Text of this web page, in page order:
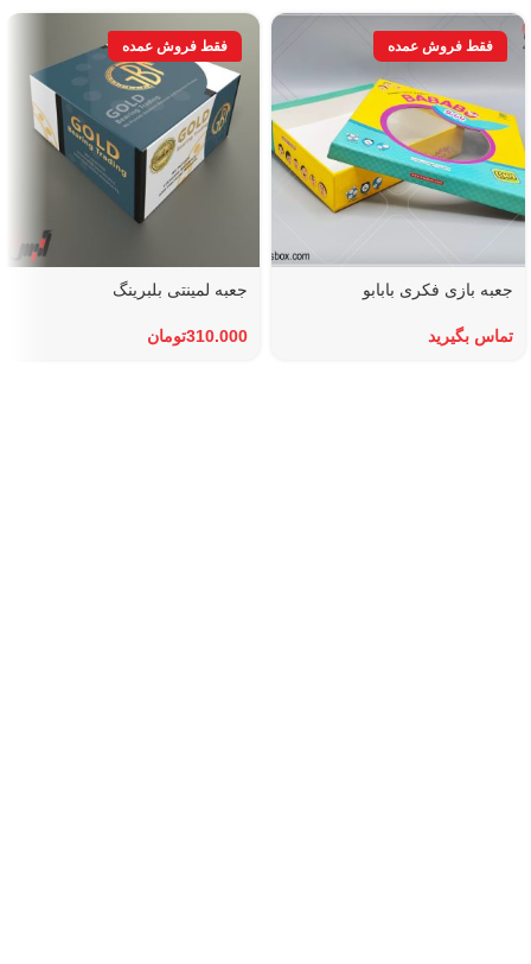
جعبه بازی فکری بابابو
تماس بگیرید
جعبه لمینتی بلبرینگ
310.000تومان